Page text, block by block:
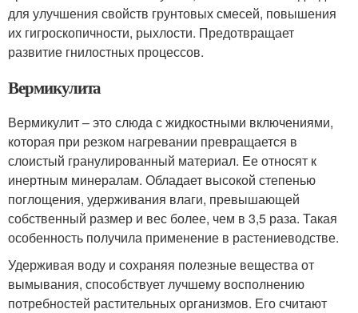
для улучшения свойств грунтовых смесей, повышения
их гигроскопичности, рыхлости. Предотвращает
развитие гнилостных процессов.
Вермикулита
Вермикулит – это слюда с жидкостными включениями,
которая при резком нагревании превращается в
слоистый гранулированный материал. Ее относят к
инертным минералам. Обладает высокой степенью
поглощения, удерживания влаги, превышающей
собственный размер и вес более, чем в 3,5 раза. Такая
особенность получила применение в растениеводстве.
Удерживая воду и сохраняя полезные вещества от
вымывания, способствует лучшему восполнению
потребностей растительных организмов. Его считают